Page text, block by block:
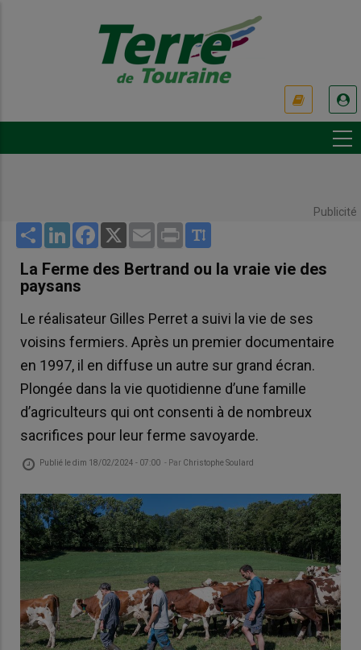
Publicité
Share LinkedInFacebook
X Email Print
La Ferme des Bertrand ou la vraie vie des
paysans
Le réalisateur Gilles Perret a suivi la vie de ses
voisins fermiers. Après un premier documentaire
en 1997, il en diffuse un autre sur grand écran.
Plongée dans la vie quotidienne d’une famille
d’agriculteurs qui ont consenti à de nombreux
sacrifices pour leur ferme savoyarde.
Publié ledim 18/02/2024 - 07:00 - Par Christophe Soulard